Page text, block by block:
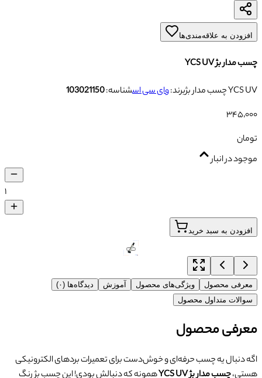
افزودن به علاقه‌مندی‌ها
چسب مدار بژ YCS UV
چسب مدار بژ YCS UV
برند:وای سی اسشناسه:103021150
۳۴۵٬۰۰۰
تومان
موجود در انبار
۱
افزودن به سبد خرید
معرفی محصول ویژگی‌های محصول آموزش
دیدگاه‌ها (۰)
سوالات متداول محصول
معرفی محصول
اگه دنبال یه چسب حرفه‌ای و خوش‌دست برای تعمیرات بردهای الکترونیکی